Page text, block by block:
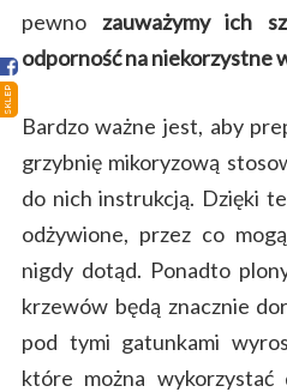
SKLEP
pewno zauważymy ich
odporność na niekorzystne
Bardzo ważne jest, aby
grzybnię mikoryzową
do nich instrukcją. Dzięki
odżywione, przez co
nigdy dotąd. Ponadto
krzewów będą znacznie
pod tymi gatunkami
które można wykorzystać